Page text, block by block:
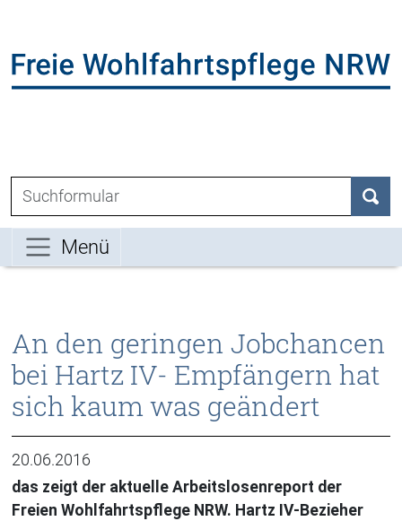
Suchen nach:
Menü
An den geringen Jobchancen
bei Hartz IV- Empfängern hat
sich kaum was geändert
20.06.2016
das zeigt der aktuelle Arbeitslosenreport der
Freien Wohlfahrtspflege NRW. Hartz IV-Bezieher